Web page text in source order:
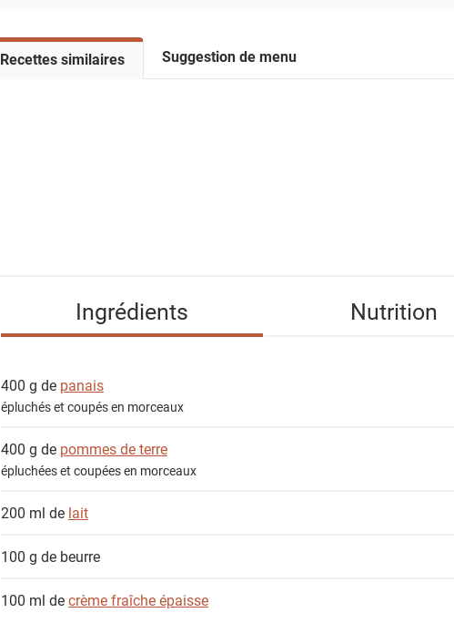
Recettes similaires Suggestion de menu
Ingrédients Nutrition
400 g de panais
épluchés et coupés en morceaux
400 g de pommes de terre
épluchées et coupées en morceaux
200 ml de lait
100 g de beurre
100 ml decrème fraîche épaisse